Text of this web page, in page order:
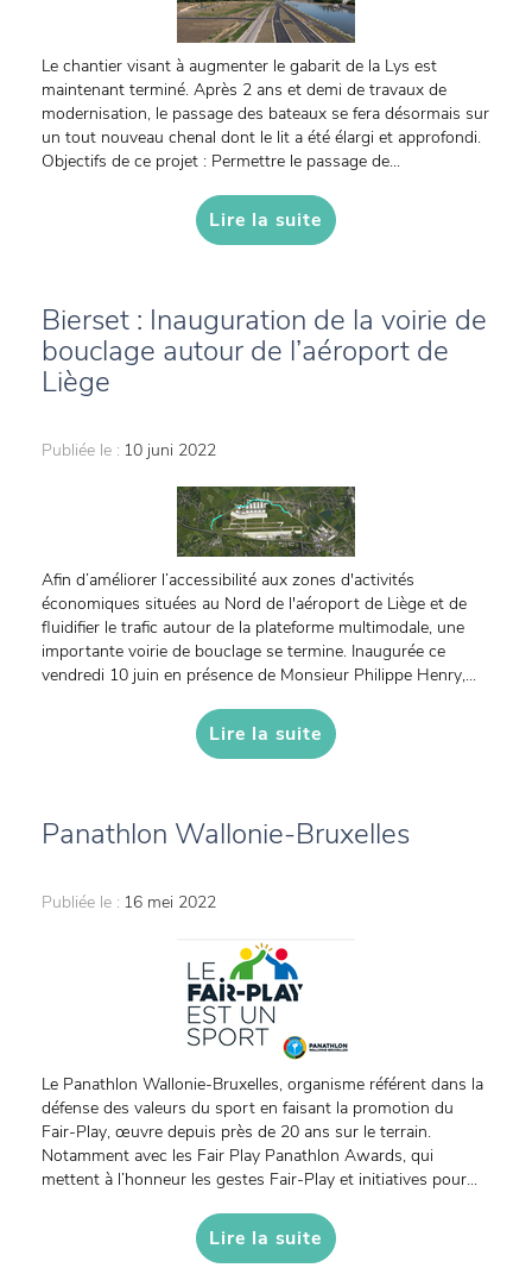
Le chantier visant à augmenter le gabarit de la Lys est
maintenant terminé. Après 2 ans et demi de travaux de
modernisation, le passage des bateaux se fera désormais sur
un tout nouveau chenal dont le lit a été élargi et approfondi.
Objectifs de ce projet : Permettre le passage de...
Lire la suite
Bierset : Inauguration de la voirie de
bouclage autour de l’aéroport de
Liège
Publiée le : 10 juni 2022
Afin d’améliorer l’accessibilité aux zones d'activités
économiques situées au Nord de l'aéroport de Liège et de
fluidifier le trafic autour de la plateforme multimodale, une
importante voirie de bouclage se termine. Inaugurée ce
vendredi 10 juin en présence de Monsieur Philippe Henry,...
Lire la suite
Panathlon Wallonie-Bruxelles
Publiée le : 16 mei 2022
Le Panathlon Wallonie-Bruxelles, organisme référent dans la
défense des valeurs du sport en faisant la promotion du
Fair-Play, œuvre depuis près de 20 ans sur le terrain.
Notamment avec les Fair Play Panathlon Awards, qui
mettent à l’honneur les gestes Fair-Play et initiatives pour...
Lire la suite